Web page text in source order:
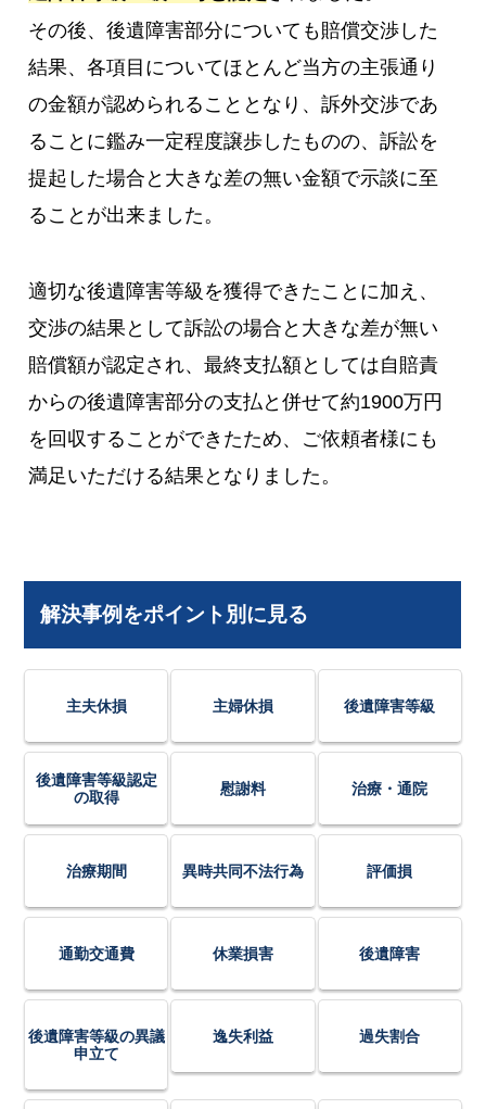
その後、後遺障害部分についても賠償交渉した
結果、各項目についてほとんど当方の主張通り
の金額が認められることとなり、訴外交渉であ
ることに鑑み一定程度譲歩したものの、訴訟を
提起した場合と大きな差の無い金額で示談に至
ることが出来ました。
適切な後遺障害等級を獲得できたことに加え、
交渉の結果として訴訟の場合と大きな差が無い
賠償額が認定され、最終支払額としては自賠責
からの後遺障害部分の支払と併せて約1900万円
を回収することができたため、ご依頼者様にも
満足いただける結果となりました。
解決事例をポイント別に見る
主夫休損 主婦休損 後遺障害等級
後遺障害等級認定
の取得
慰謝料 治療・通院
治療期間 異時共同不法行為 評価損
通勤交通費 休業損害 後遺障害
後遺障害等級の異議
申立て
逸失利益 過失割合